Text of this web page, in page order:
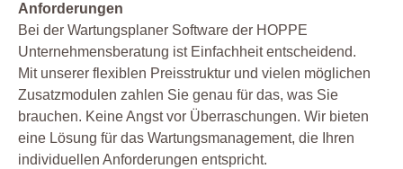
Anforderungen
Bei der Wartungsplaner Software der HOPPE
Unternehmensberatung ist Einfachheit entscheidend.
Mit unserer flexiblen Preisstruktur und vielen möglichen
Zusatzmodulen zahlen Sie genau für das, was Sie
brauchen. Keine Angst vor Überraschungen. Wir bieten
eine Lösung für das Wartungsmanagement, die Ihren
individuellen Anforderungen entspricht.